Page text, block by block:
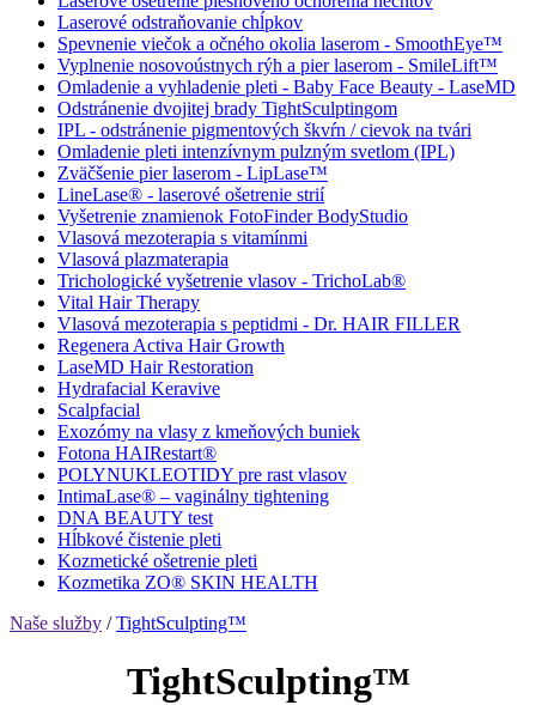
Laserové odstraňovanie chĺpkov
Spevnenie viečok a očného okolia laserom - SmoothEye™
Vyplnenie nosovoústnych rýh a pier laserom - SmileLift™
Omladenie a vyhladenie pleti - Baby Face Beauty - LaseMD
Odstránenie dvojitej brady TightSculptingom
IPL - odstránenie pigmentových škvŕn / cievok na tvári
Omladenie pleti intenzívnym pulzným svetlom (IPL)
Zväčšenie pier laserom - LipLase™
LineLase® - laserové ošetrenie strií
Vyšetrenie znamienok FotoFinder BodyStudio
Vlasová mezoterapia s vitamínmi
Vlasová plazmaterapia
Trichologické vyšetrenie vlasov - TrichoLab®
Vital Hair Therapy
Vlasová mezoterapia s peptidmi - Dr. HAIR FILLER
Regenera Activa Hair Growth
LaseMD Hair Restoration
Hydrafacial Keravive
Scalpfacial
Exozómy na vlasy z kmeňových buniek
Fotona HAIRestart®
POLYNUKLEOTIDY pre rast vlasov
IntimaLase® – vaginálny tightening
DNA BEAUTY test
Hĺbkové čistenie pleti
Kozmetické ošetrenie pleti
Kozmetika ZO® SKIN HEALTH
Naše služby / TightSculpting™
TightSculpting™